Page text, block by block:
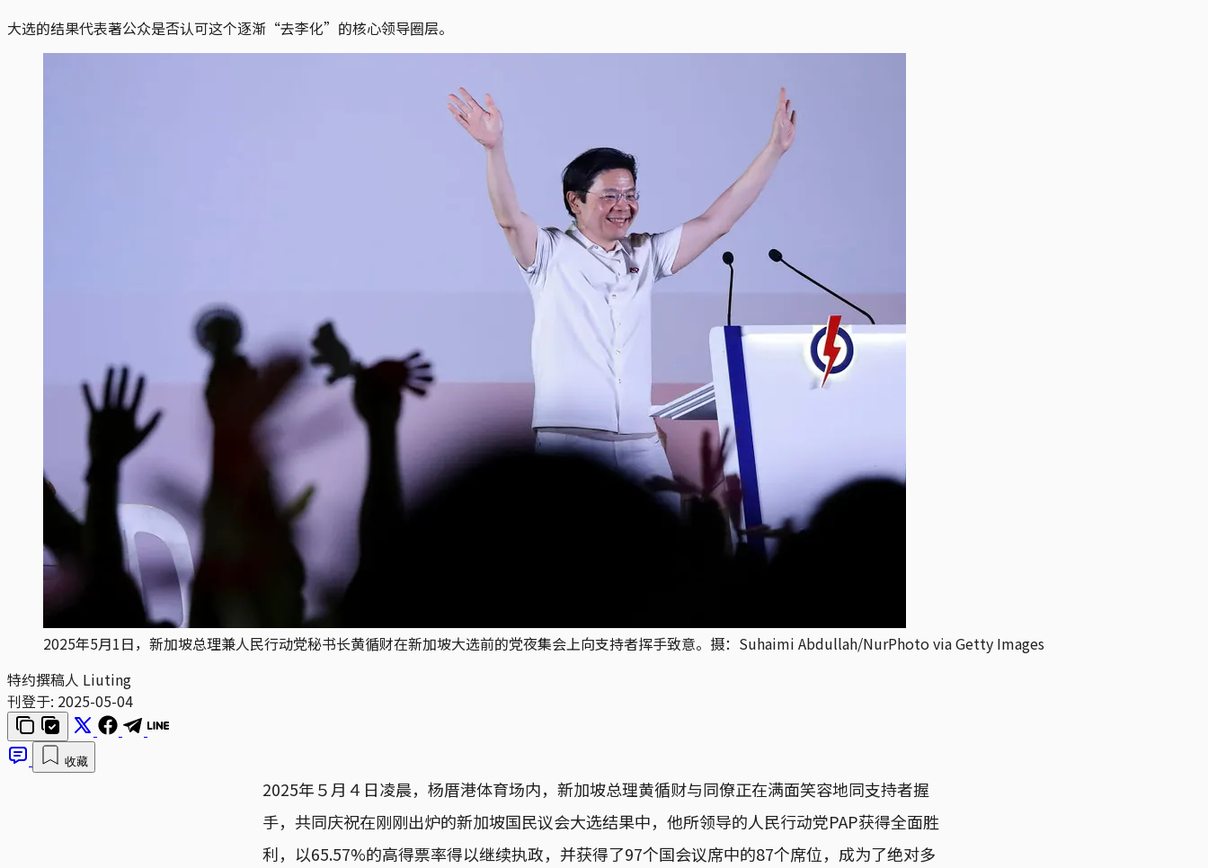
大选的结果代表著公众是否认可这个逐渐“去李化”的核心领导圈层。
2025年5月1日，新加坡总理兼人民行动党秘书长黄循财在新加坡大选前的党夜集会上向支持者挥手致意。摄：Suhaimi Abdullah/NurPhoto via Getty Images
特约撰稿人 Liuting
刊登于: 2025-05-04
收藏
2025年５月４日凌晨，杨厝港体育场内，新加坡总理黄循财与同僚正在满面笑容地同支持者握
手，共同庆祝在刚刚出炉的新加坡国民议会大选结果中，他所领导的人民行动党PAP获得全面胜
利，以65.57%的高得票率得以继续执政，并获得了97个国会议席中的87个席位，成为了绝对多